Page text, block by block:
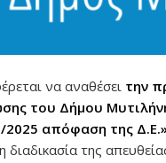
να αναθέσει την
του Δήμου
2025 απόφαση της
διαδικασία της